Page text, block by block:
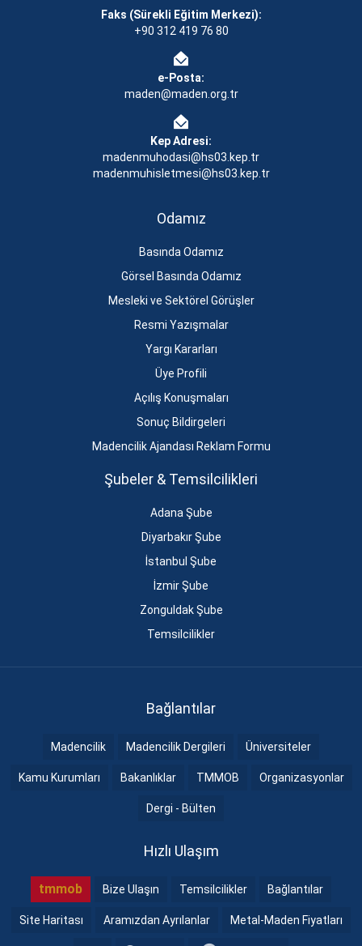
Faks (Sürekli Eğitim Merkezi):
+90 312 419 76 80
e-Posta:
maden@maden.org.tr
Kep Adresi:
madenmuhodasi@hs03.kep.tr
madenmuhisletmesi@hs03.kep.tr
Odamız
Basında Odamız
Görsel Basında Odamız
Mesleki ve Sektörel Görüşler
Resmi Yazışmalar
Yargı Kararları
Üye Profili
Açılış Konuşmaları
Sonuç Bildirgeleri
Madencilik Ajandası Reklam Formu
Şubeler & Temsilcilikleri
Adana Şube
Diyarbakır Şube
İstanbul Şube
İzmir Şube
Zonguldak Şube
Temsilcilikler
Bağlantılar
Madencilik Madencilik Dergileri Üniversiteler
Kamu Kurumları Bakanlıklar TMMOB Organizasyonlar
Dergi - Bülten
Hızlı Ulaşım
tmmob Bize Ulaşın Temsilcilikler Bağlantılar
Site Haritası Aramızdan Ayrılanlar Metal-Maden Fiyatları